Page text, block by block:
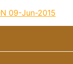
09-Jun-2015